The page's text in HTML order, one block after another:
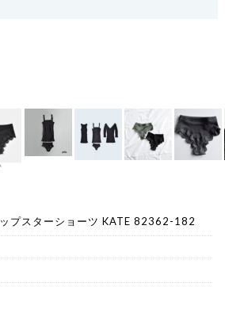
プスターショーツ KATE 82362-182